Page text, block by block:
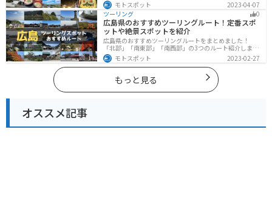
口県にツーリングに行く際は参考にしてください。
モトスポット
2023-04-07
ツーリング
0
広島県のおすすめツーリングルート！定番スポ
ットや絶景スポットを紹介
広島県のおすすめツーリングルートをまとめました！
「北部」「南東部」「南西部」の3つのルート紹介しま
す。自然豊かな山と海だけでなく、歴史的価値のある建
造物も多数あるので、飽きることなくツーリングを堪能
できます。バイクで広島県にツーリングに行く際は参考
にしてください。
モトスポット 2023-02-27
もっと見る
オススメ記事